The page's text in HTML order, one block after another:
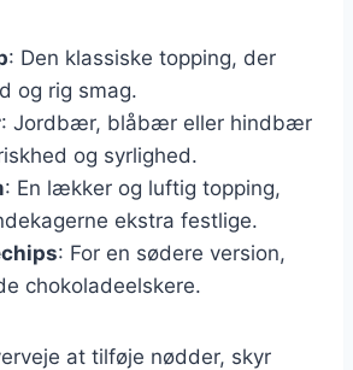
: Den klassiske topping, der
og rig smag.
: Jordbær, blåbær eller hindbær
og syrlighed.
: En lækker og luftig topping,
ekstra festlige.
: For en sødere version,
chokoladeelskere.
at tilføje nødder, skyr